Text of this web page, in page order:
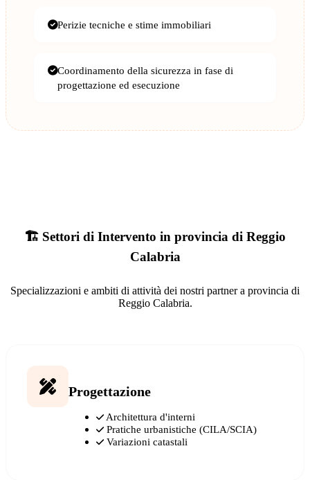
Perizie tecniche e stime immobiliari
Coordinamento della sicurezza in fase di
progettazione ed esecuzione
🏗️ Settori di Intervento in provincia di Reggio
Calabria
Specializzazioni e ambiti di attività dei nostri partner a provincia di
Reggio Calabria.
Progettazione
Architettura d'interni
Pratiche urbanistiche (CILA/SCIA)
Variazioni catastali